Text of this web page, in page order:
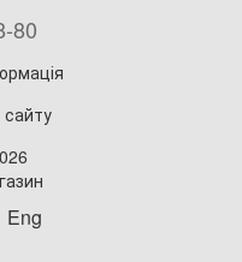
80
сайту
Eng